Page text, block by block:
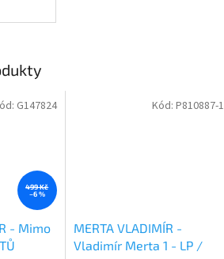
499 Kč
–6 %
- Mimo
G147824
MERTA VLADIMÍR -
Vladimír Merta 1 - LP /
Kód: P810887-1